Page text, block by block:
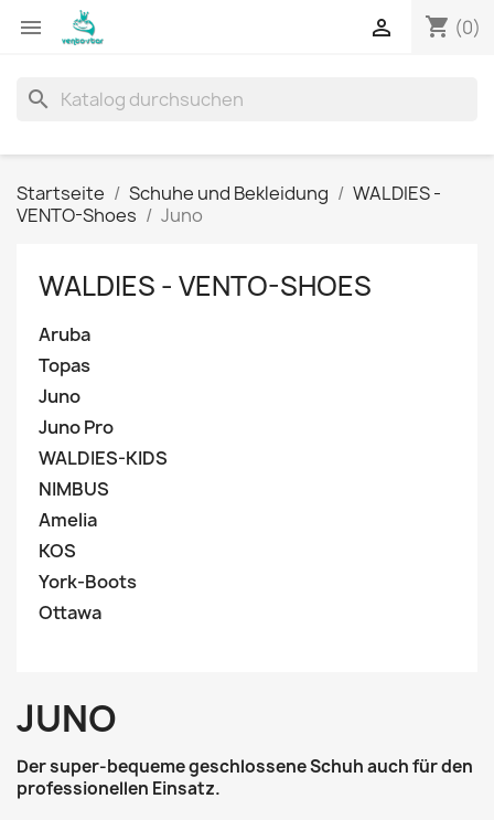
 shopping_cart (0)

search
Startseite Schuhe und Bekleidung
WALDIES -
VENTO-Shoes
Juno
WALDIES - VENTO-SHOES
Aruba
Topas
Juno
Juno Pro
WALDIES-KIDS
NIMBUS
Amelia
KOS
York-Boots
Ottawa
JUNO
Der super-bequeme geschlossene Schuh auch für den
professionellen Einsatz.